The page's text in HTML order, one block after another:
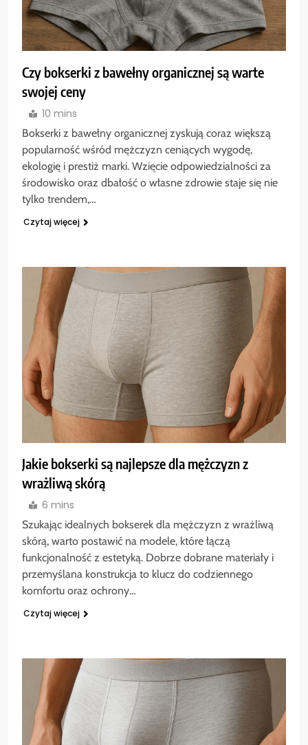
Czy bokserki z bawełny organicznej są warte
swojej ceny
10 mins
Bokserki z bawełny organicznej zyskują coraz większą
popularność wśród mężczyzn ceniących wygodę,
ekologię i prestiż marki. Wzięcie odpowiedzialności za
środowisko oraz dbałość o własne zdrowie staje się nie
tylko trendem,…
Czytaj więcej
Jakie bokserki są najlepsze dla mężczyzn z
wrażliwą skórą
6 mins
Szukając idealnych bokserek dla mężczyzn z wrażliwą
skórą, warto postawić na modele, które łączą
funkcjonalność z estetyką. Dobrze dobrane materiały i
przemyślana konstrukcja to klucz do codziennego
komfortu oraz ochrony…
Czytaj więcej